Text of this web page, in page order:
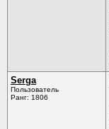
Serga
Пользователь
Ранг: 1806